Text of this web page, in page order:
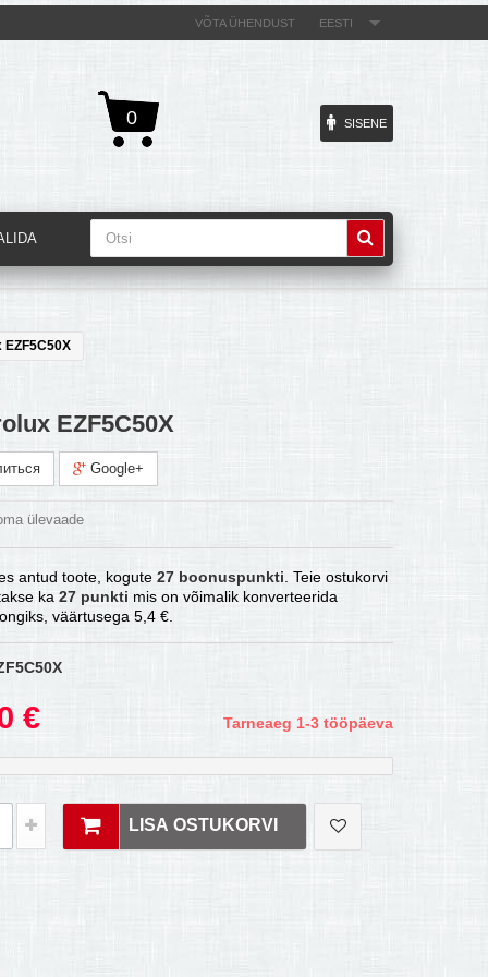
EESTI
VÕTA ÜHENDUST
0 SISENE
EZF5C50X
Google+
ülevaade
antud toote, kogute 27 boonuspunkti . Teie ostukorvi
ka 27 punkti mis on võimalik konverteerida
väärtusega 5,4 €
€ Tarneaeg 1-3 tööpäeva
LISA OSTUKORVI